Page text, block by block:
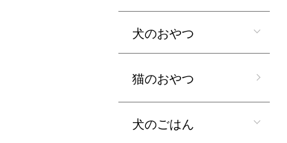
犬のおやつ
猫のおやつ
犬のごはん